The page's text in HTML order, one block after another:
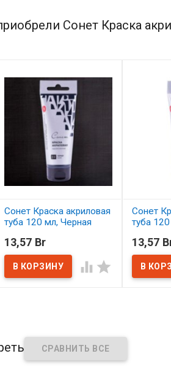
Сонет Краска
Сонет Краска акриловая
туба 120 мл, Черная
В наличии
13,57 Br
 
Сонет
туба
В
13,57